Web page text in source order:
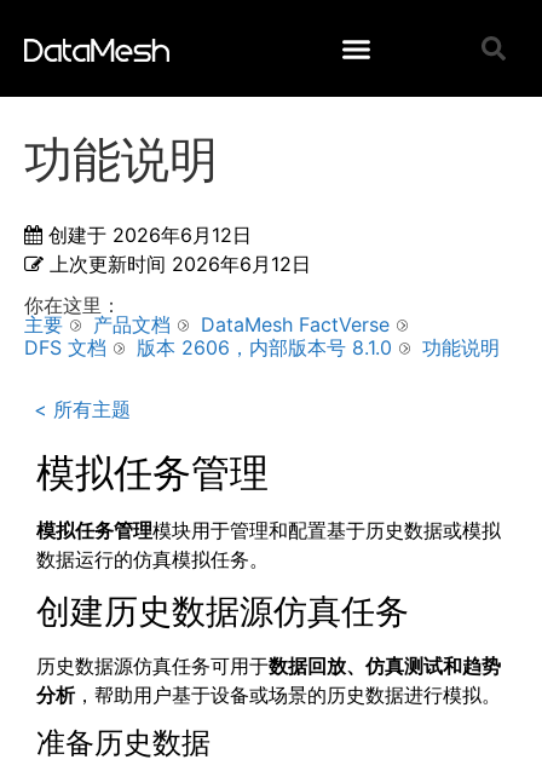
功能说明
创建于 2026年6月12日
上次更新时间 2026年6月12日
你在这里：
主要
产品文档
DataMesh FactVerse
DFS 文档
版本 2606，内部版本号 8.1.0 功能说明
< 所有主题
模拟任务管理
模拟任务管理模块用于管理和配置基于历史数据或模拟
数据运行的仿真模拟任务。
创建历史数据源仿真任务
历史数据源仿真任务可用于数据回放、仿真测试和趋势
分析，帮助用户基于设备或场景的历史数据进行模拟。
准备历史数据